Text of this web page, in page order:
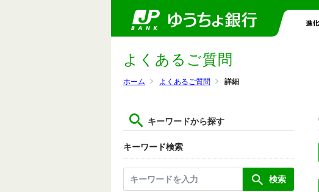
ホーム よくあるご質問 詳細
よくあるご質問
キーワードから探す
キーワード検索